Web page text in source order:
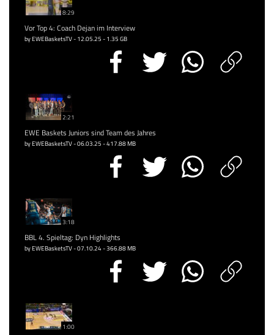
8:29
Vor Top 4: Coach Dejan im Interview
by EWEBasketsTV - 12.05.25 - 1.35 GB
2:21
EWE Baskets Juniors sind Team des Jahres
by EWEBasketsTV - 06.03.25 - 417.88 MB
3:18
BBL 4. Spieltag: Dyn Highlights
by EWEBasketsTV - 07.10.24 - 366.88 MB
1:00